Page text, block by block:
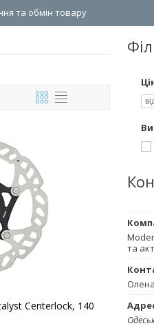
та обмін товару
Centerlock, 140
та
Олена